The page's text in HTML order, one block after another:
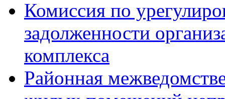
Комиссия по
задолженности
комплекса
Районная